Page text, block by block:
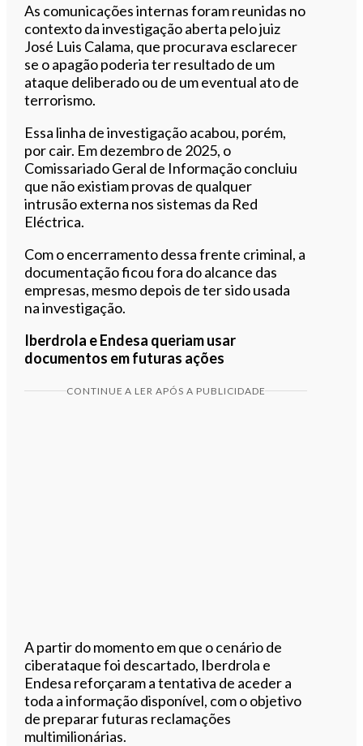
As comunicações internas foram reunidas no
contexto da investigação aberta pelo juiz
José Luis Calama, que procurava esclarecer
se o apagão poderia ter resultado de um
ataque deliberado ou de um eventual ato de
terrorismo.
Essa linha de investigação acabou, porém,
por cair. Em dezembro de 2025, o
Comissariado Geral de Informação concluiu
que não existiam provas de qualquer
intrusão externa nos sistemas da Red
Eléctrica.
Com o encerramento dessa frente criminal, a
documentação ficou fora do alcance das
empresas, mesmo depois de ter sido usada
na investigação.
Iberdrola e Endesa queriam usar
documentos em futuras ações
CONTINUE A LER APÓS A PUBLICIDADE
A partir do momento em que o cenário de
ciberataque foi descartado, Iberdrola e
Endesa reforçaram a tentativa de aceder a
toda a informação disponível, com o objetivo
de preparar futuras reclamações
multimilionárias.